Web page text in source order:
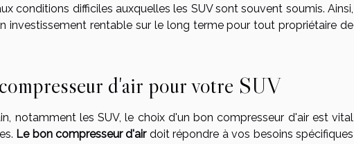
conditions difficiles auxquelles les SUV sont souvent soumis. Ainsi,
investissement rentable sur le long terme pour tout propriétaire de
d'air pour votre SUV
notamment les SUV, le choix d'un bon compresseur d'air est vital
Le bon compresseur d'airdoit répondre à vos besoins spécifiques